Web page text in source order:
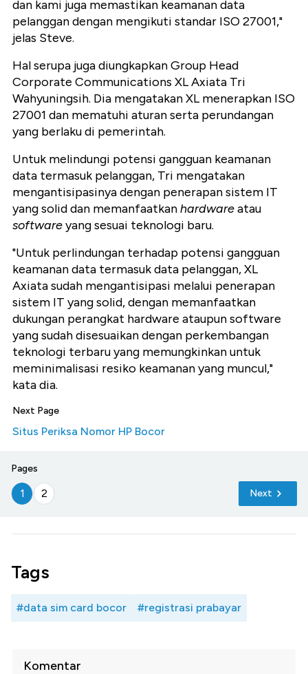
dan kami juga memastikan keamanan data
pelanggan dengan mengikuti standar ISO 27001,"
jelas Steve.
Hal serupa juga diungkapkan Group Head
Corporate Communications XL Axiata Tri
Wahyuningsih. Dia mengatakan XL menerapkan ISO
27001 dan mematuhi aturan serta perundangan
yang berlaku di pemerintah.
Untuk melindungi potensi gangguan keamanan
data termasuk pelanggan, Tri mengatakan
mengantisipasinya dengan penerapan sistem IT
yang solid dan memanfaatkanhardwareatau
softwareyang sesuai teknologi baru.
"Untuk perlindungan terhadap potensi gangguan
keamanan data termasuk data pelanggan, XL
Axiata sudah mengantisipasi melalui penerapan
sistem IT yang solid, dengan memanfaatkan
dukungan perangkat hardware ataupun software
yang sudah disesuaikan dengan perkembangan
teknologi terbaru yang memungkinkan untuk
meminimalisasi resiko keamanan yang muncul,"
kata dia.
Next Page
Situs Periksa Nomor HP Bocor
Pages
1 2 Next
Tags
#data sim card bocor #registrasi prabayar
Komentar